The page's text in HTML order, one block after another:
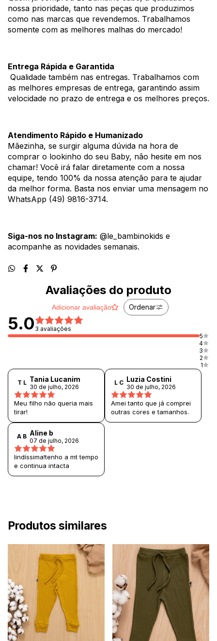
nossa prioridade, tanto nas peças que produzimos
como nas marcas que revendemos. Trabalhamos
somente com as melhores malhas do mercado!
Entrega Rápida e Garantida
Qualidade também nas entregas. Trabalhamos com
as melhores empresas de entrega, garantindo assim
velocidade no prazo de entrega e os melhores preços.
Atendimento Rápido e Humanizado
Mãezinha, se surgir alguma dúvida na hora de
comprar o lookinho do seu Baby, não hesite em nos
chamar! Você irá falar diretamente com a nossa
equipe, tendo 100% da nossa atenção para te ajudar
da melhor forma. Basta nos enviar uma mensagem no
WhatsApp (49) 9816-3714.
Siga-nos no Instagram: @le_bambinokids e
acompanhe as novidades semanais.
Avaliações do produto
Adicionar avaliação Ordenar
5.0 3 avaliações
5
4
3
2
1
T L Tania Lucanim
30 de julho, 2026
Meu filho não queria mais
tirar!
A B Aline b
07 de julho, 2026
lindíssima!tenho a mt tempo
e continua intacta
L C Luzia Costini
30 de julho, 2026
Amei tanto que já comprei
outras cores e tamanhos.
Produtos similares